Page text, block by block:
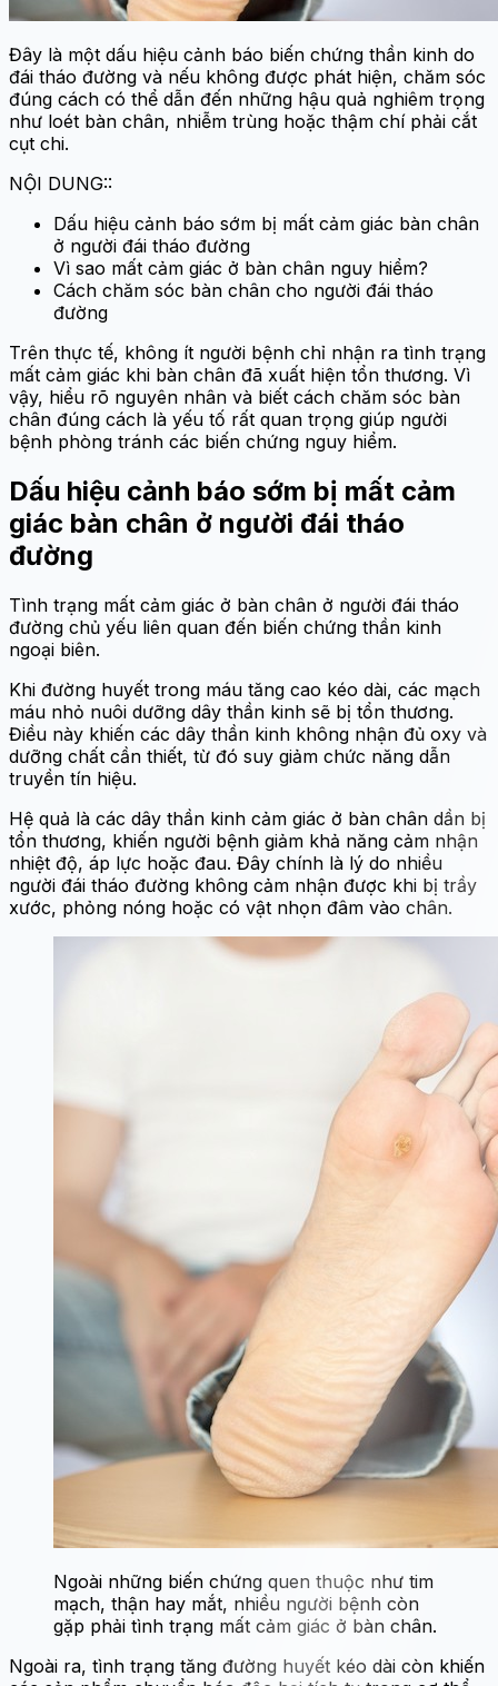
Đây là một dấu hiệu cảnh báo biến chứng thần kinh do
đái tháo đường và nếu không được phát hiện, chăm sóc
đúng cách có thể dẫn đến những hậu quả nghiêm trọng
như loét bàn chân, nhiễm trùng hoặc thậm chí phải cắt
cụt chi.
NỘI DUNG::
Dấu hiệu cảnh báo sớm bị mất cảm giác bàn chân
ở người đái tháo đường
Vì sao mất cảm giác ở bàn chân nguy hiểm?
Cách chăm sóc bàn chân cho người đái tháo
đường
Trên thực tế, không ít người bệnh chỉ nhận ra tình trạng
mất cảm giác khi bàn chân đã xuất hiện tổn thương. Vì
vậy, hiểu rõ nguyên nhân và biết cách chăm sóc bàn
chân đúng cách là yếu tố rất quan trọng giúp người
bệnh phòng tránh các biến chứng nguy hiểm.
Dấu hiệu cảnh báo sớm bị mất cảm
giác bàn chân ở người đái tháo
đường
Tình trạng mất cảm giác ở bàn chân ở người đái tháo
đường chủ yếu liên quan đến biến chứng thần kinh
ngoại biên.
Khi đường huyết trong máu tăng cao kéo dài, các mạch
máu nhỏ nuôi dưỡng dây thần kinh sẽ bị tổn thương.
Điều này khiến các dây thần kinh không nhận đủ oxy và
dưỡng chất cần thiết, từ đó suy giảm chức năng dẫn
truyền tín hiệu.
Hệ quả là các dây thần kinh cảm giác ở bàn chân dần bị
tổn thương, khiến người bệnh giảm khả năng cảm nhận
nhiệt độ, áp lực hoặc đau. Đây chính là lý do nhiều
người đái tháo đường không cảm nhận được khi bị trầy
xước, phỏng nóng hoặc có vật nhọn đâm vào chân.
Ngoài những biến chứng quen thuộc như tim
mạch, thận hay mắt, nhiều người bệnh còn
gặp phải tình trạng mất cảm giác ở bàn chân.
Ngoài ra, tình trạng tăng đường huyết kéo dài còn khiến